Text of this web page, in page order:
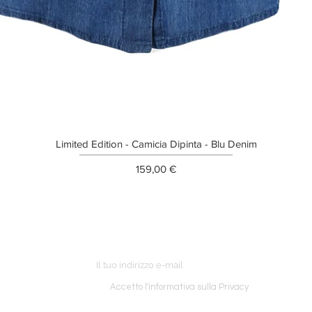
Limited Edition - Camicia Dipinta - Blu Denim
Prezzo
159,00 €
Accetto l'informativa sulla Privacy